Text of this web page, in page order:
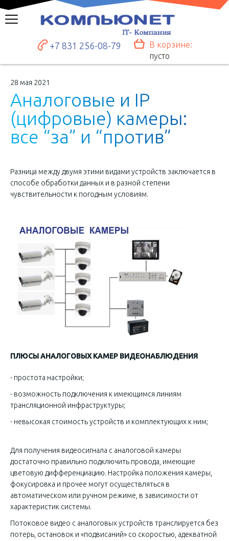
+7 831 256-08-79
В корзине:
пусто
28 мая 2021
Аналоговые и IP
(цифровые) камеры:
все “за” и “против”
Разница между двумя этими видами устройств заключается в
способе обработки данных и в разной степени
чувствительности к погодным условиям.
ПЛЮСЫ АНАЛОГОВЫХ КАМЕР ВИДЕОНАБЛЮДЕНИЯ
- простота настройки;
- возможность подключения к имеющимся линиям
трансляционной инфраструктуры;
- невысокая стоимость устройств и комплектующих к ним;
Для получения видеосигнала с аналоговой камеры
достаточно правильно подключить провода, имеющие
цветовую дифференциацию. Настройка положения камеры,
фокусировка и прочее могут осуществляться в
автоматическом или ручном режиме, в зависимости от
характеристик системы.
Потоковое видео с аналоговых устройств транслируется без
потерь, остановок и «подвисаний» со скоростью, адекватной